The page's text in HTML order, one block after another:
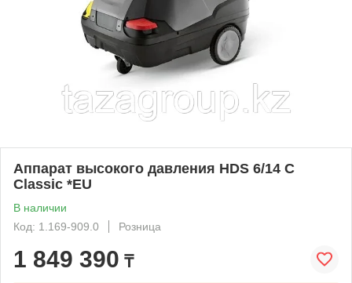
Аппарат высокого давления HDS 6/14 C
Classic *EU
В наличии
Код: 1.169-909.0
Розница
1 849 390 ₸